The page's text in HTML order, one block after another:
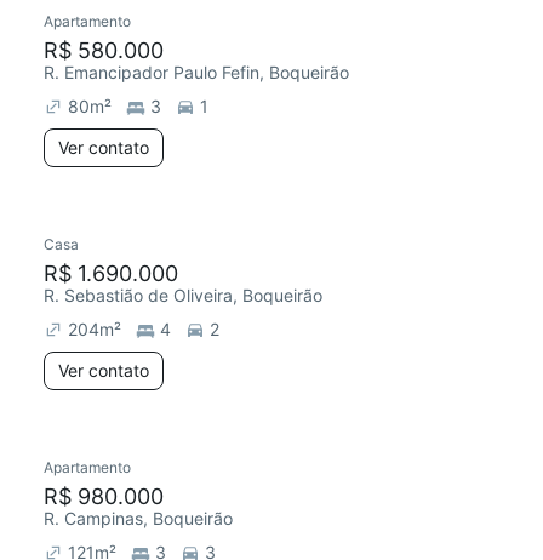
Apartamento
R$ 580.000
R. Emancipador Paulo Fefin, Boqueirão
80m² 3
1
Ver contato
Casa
R$ 1.690.000
R. Sebastião de Oliveira, Boqueirão
204m² 4
2
Ver contato
Apartamento
R$ 980.000
R. Campinas, Boqueirão
121m² 3 3